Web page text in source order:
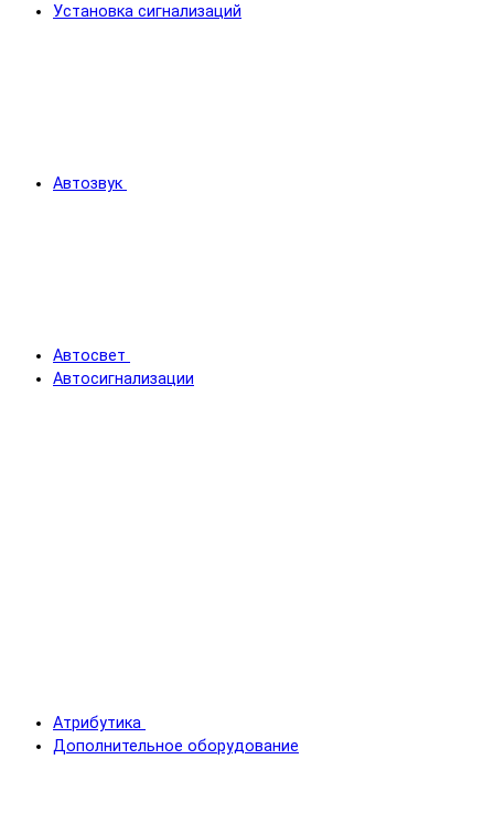
Установка сигнализаций
Автозвук
Автосвет
Автосигнализации
Атрибутика
Дополнительное оборудование